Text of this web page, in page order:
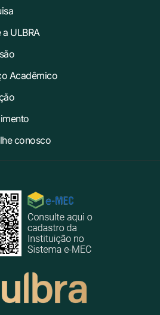
ULBRA
Acadêmico
conosco